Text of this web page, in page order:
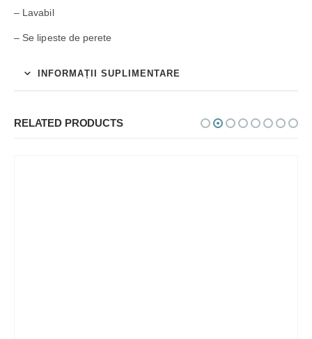
– Lavabil
– Se lipeste de perete
INFORMAȚII SUPLIMENTARE
RELATED PRODUCTS